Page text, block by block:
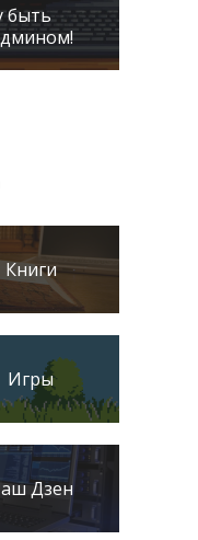
Книги
Игры
Дзен